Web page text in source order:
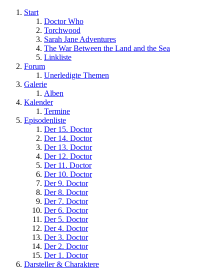
Start
Doctor Who
Torchwood
Sarah Jane Adventures
The War Between the Land and the Sea
Linkliste
Forum
Unerledigte Themen
Galerie
Alben
Kalender
Termine
Episodenliste
Der 15. Doctor
Der 14. Doctor
Der 13. Doctor
Der 12. Doctor
Der 11. Doctor
Der 10. Doctor
Der 9. Doctor
Der 8. Doctor
Der 7. Doctor
Der 6. Doctor
Der 5. Doctor
Der 4. Doctor
Der 3. Doctor
Der 2. Doctor
Der 1. Doctor
Darsteller & Charaktere